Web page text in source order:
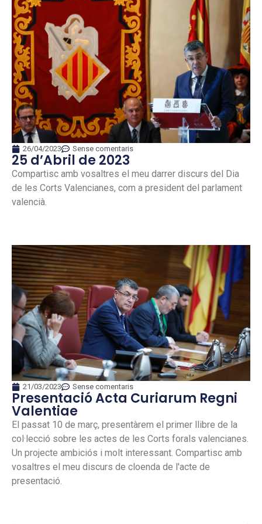
26/04/2023 Sense comentaris
25 d’Abril de 2023
Compartisc amb vosaltres el meu darrer discurs del Dia
de les Corts Valencianes, com a president del parlament
valencià.
21/03/2023 Sense comentaris
Presentació Acta Curiarum Regni
Valentiae
El passat 10 de març, presentàrem el primer llibre de la
col·lecció sobre les actes de les Corts forals valencianes.
Un projecte ambiciós i molt interessant. Compartisc amb
vosaltres el meu discurs de cloenda de l'acte de
presentació.